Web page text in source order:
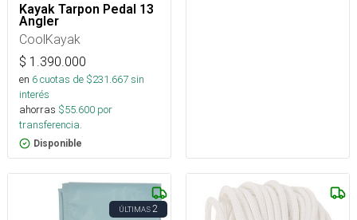
Kayak Tarpon Pedal 13
Angler
CoolKayak
$ 1.390.000
en 6cuotas de $231.667sin
interés
ahorras $55.600 por
transferencia.
Disponible
ÚLTIMAS2